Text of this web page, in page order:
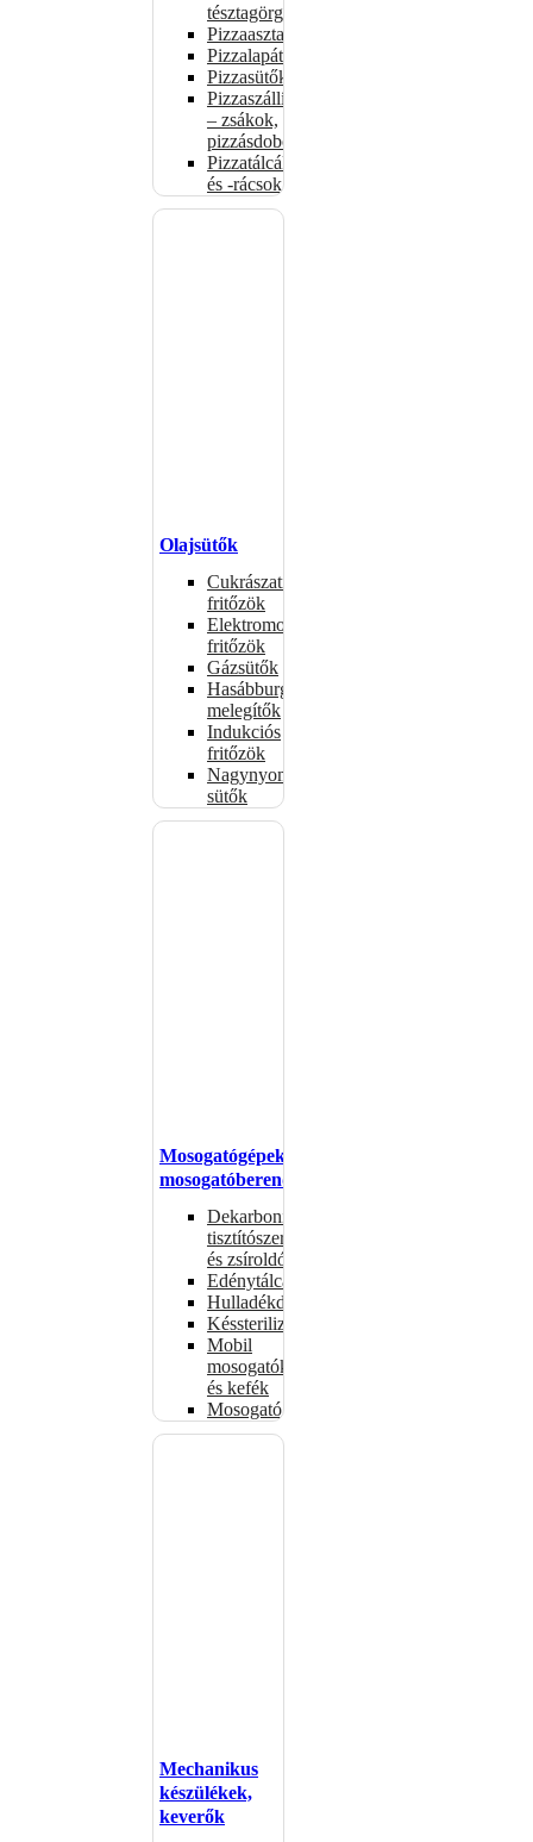
tésztagörgők
Pizzaasztalok
Pizzalapátok
Pizzasütők
Pizzaszállítás
– zsákok,
pizzásdobozok
Pizzatálcák
és -rácsok
Olajsütők
Cukrászati
fritőzök
Elektromos
fritőzök
Gázsütők
Hasábburgonya
melegítők
Indukciós
fritőzök
Nagynyomású
sütők
Mosogatógépek,
mosogatóberendezések
Dekarbonizáló
tisztítószerek
és zsíroldók
Edénytálcák
Hulladékdarálók
Késsterilizátorok
Mobil
mosogatók
és kefék
Mosogatógépkosarak
Mechanikus
készülékek,
keverők